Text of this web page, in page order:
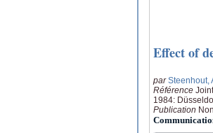
Effect of
parSteenhout,
Référence
1984:
Publication